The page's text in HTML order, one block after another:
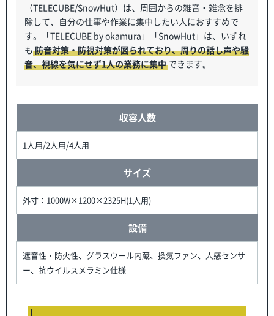
（TELECUBE/SnowHut）は、周囲からの雑音・雑念を排
除して、自分の仕事や作業に集中したい人におすすめで
す。「TELECUBE by okamura」「SnowHut」は、いずれ
も 防音対策・防視対策が図られており、周りの話し声や騒
音、視線を気にせず1人の業務に集中できます。
収容人数
1人用/2人用/4人用
サイズ
外寸：1000W×1200×2325H(1人用)
設備
遮音性・防火性、グラスウール内蔵、換気ファン、人感センサ
ー、抗ウイルスメラミン仕様